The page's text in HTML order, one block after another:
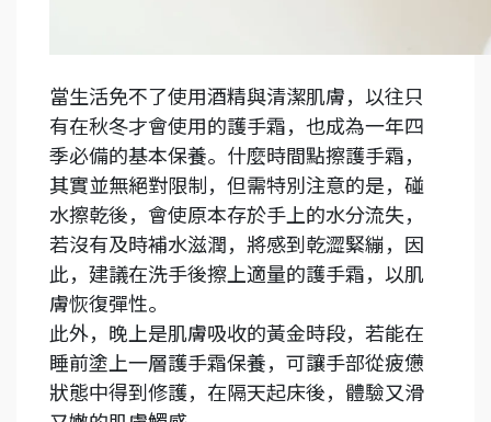
當生活免不了使用酒精與清潔肌膚，以往只
有在秋冬才會使用的護手霜，也成為一年四
季必備的基本保養。什麼時間點擦護手霜，
其實並無絕對限制，但需特別注意的是，碰
水擦乾後，會使原本存於手上的水分流失，
若沒有及時補水滋潤，將感到乾澀緊繃，因
此，建議在洗手後擦上適量的護手霜，以肌
膚恢復彈性。
此外，晚上是肌膚吸收的黃金時段，若能在
睡前塗上一層護手霜保養，可讓手部從疲憊
狀態中得到修護，在隔天起床後，體驗又滑